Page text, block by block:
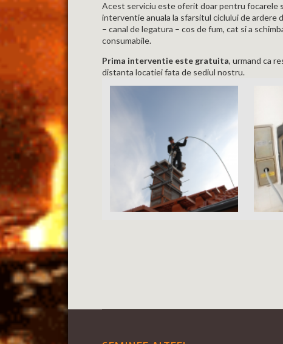
Acest serviciu este oferit doar pentru focarele
interventie anuala la sfarsitul ciclului de ardere
– canal de legatura – cos de fum, cat si a
consumabile.
Prima interventie este gratuita, urmand ca
distanta locatiei fata de sediul nostru.